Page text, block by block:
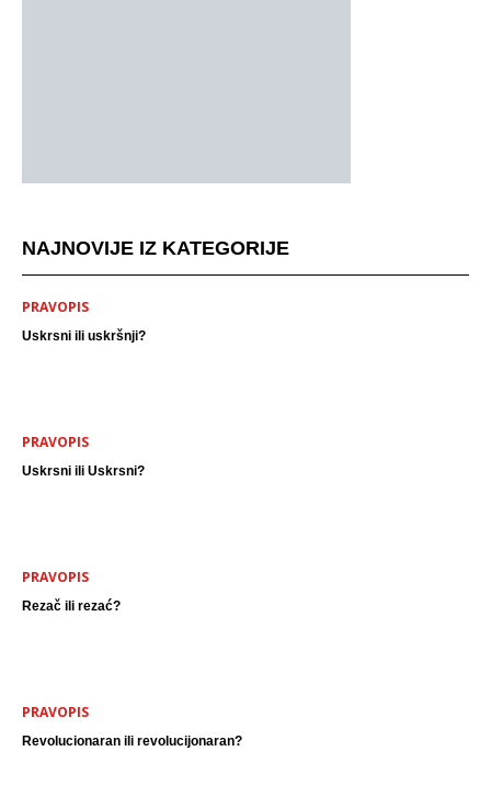
NAJNOVIJE IZ KATEGORIJE
PRAVOPIS
Uskrsni ili uskršnji?
PRAVOPIS
Uskrsni ili Uskrsni?
PRAVOPIS
Rezač ili rezać?
PRAVOPIS
Revolucionaran ili revolucijonaran?